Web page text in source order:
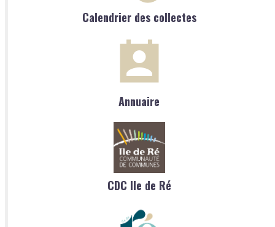
Calendrier des collectes
Annuaire
CDC Ile de Ré